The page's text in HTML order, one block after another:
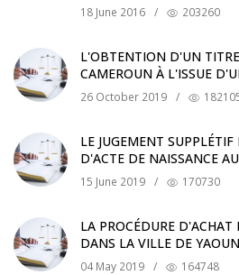
18 June 2016 / 203260
L'OBTENTION D'UN
CAMEROUN À L'ISSUE
26 October 2019 /
LE JUGEMENT
D'ACTE DE NAISSANCE
15 June 2019 / 170730
LA PROCÉDURE
DANS LA VILLE DE
04 May 2019 / 164748